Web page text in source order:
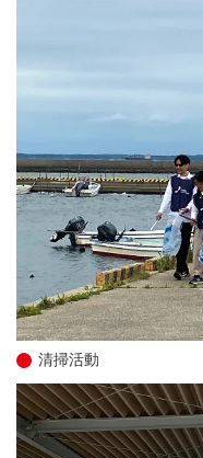
清掃活動